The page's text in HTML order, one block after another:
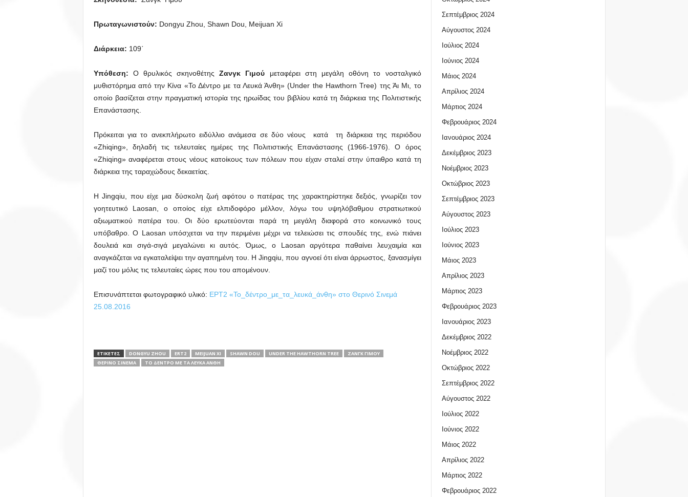
Πρωταγωνιστούν: Dongyu Zhou, Shawn Dou, Meijuan Xi
Διάρκεια: 109΄
Υπόθεση: Ο θρυλικός σκηνοθέτηςΖανγκ Γιμού μεταφέρει στη μεγάλη οθόνη το νοσταλγικό
μυθιστόρημα από την Κίνα «Το Δέντρο με τα Λευκά Άνθη» (Under the Hawthorn Tree) της Άι Μι, το
οποίο βασίζεται στην πραγματική ιστορία της ηρωίδας του βιβλίου κατά τη διάρκεια της Πολιτιστικής
Επανάστασης.
Πρόκειται για το ανεκπλήρωτο ειδύλλιο ανάμεσα σε δύο νέους κατά τη διάρκεια της περιόδου
«Zhiqing», δηλαδή τις τελευταίες ημέρες της Πολιτιστικής Επανάστασης (1966-1976). Ο όρος
«Zhiqing» αναφέρεται στους νέους κατοίκους των πόλεων που είχαν σταλεί στην ύπαιθρο κατά τη
διάρκεια της ταραχώδους δεκαετίας.
Η Jingqiu, που είχε μια δύσκολη ζωή αφότου ο πατέρας της χαρακτηρίστηκε δεξιός, γνωρίζει τον
γοητευτικό Laosan, ο οποίος είχε ελπιδοφόρο μέλλον, λόγω του υψηλόβαθμου στρατιωτικού
αξιωματικού πατέρα του. Οι δύο ερωτεύονται παρά τη μεγάλη διαφορά στο κοινωνικό τους
υπόβαθρο. Ο Laosan υπόσχεται να την περιμένει μέχρι να τελειώσει τις σπουδές της, ενώ πιάνει
δουλειά και σιγά-σιγά μεγαλώνει κι αυτός. Όμως, ο Laosan αργότερα παθαίνει λευχαιμία και
αναγκάζεται να εγκαταλείψει την αγαπημένη του. Η Jingqiu, που αγνοεί ότι είναι άρρωστος, ξανασμίγει
μαζί του μόλις τις τελευταίες ώρες που του απομένουν.
Επισυνάπτεται φωτογραφικό υλικό: ΕΡΤ2 «Το_δέντρο_με_τα_λευκά_άνθη» στο Θερινό Σινεμά
25.08.2016
ΕΤΙΚΕΤΕΣ DONGYU ZHOU ERT2 MEIJUAN XI SHAWN DOU UNDER THE HAWTHORN TREE
ΖΑΝΓΚ ΓΙΜΟΎ
ΘΕΡΙΝΟ ΣΙΝΕΜΑ
ΤΟ ΔΈΝΤΡΟ ΜΕ ΤΑ ΛΕΥΚΆ ΆΝΘΗ
Σεπτέμβριος 2024
Αύγουστος 2024
Ιούλιος 2024
Ιούνιος 2024
Μάιος 2024
Απρίλιος 2024
Μάρτιος 2024
Φεβρουάριος 2024
Ιανουάριος 2024
Δεκέμβριος 2023
Νοέμβριος 2023
Οκτώβριος 2023
Σεπτέμβριος 2023
Αύγουστος 2023
Ιούλιος 2023
Ιούνιος 2023
Μάιος 2023
Απρίλιος 2023
Μάρτιος 2023
Φεβρουάριος 2023
Ιανουάριος 2023
Δεκέμβριος 2022
Νοέμβριος 2022
Οκτώβριος 2022
Σεπτέμβριος 2022
Αύγουστος 2022
Ιούλιος 2022
Ιούνιος 2022
Μάιος 2022
Απρίλιος 2022
Μάρτιος 2022
Φεβρουάριος 2022